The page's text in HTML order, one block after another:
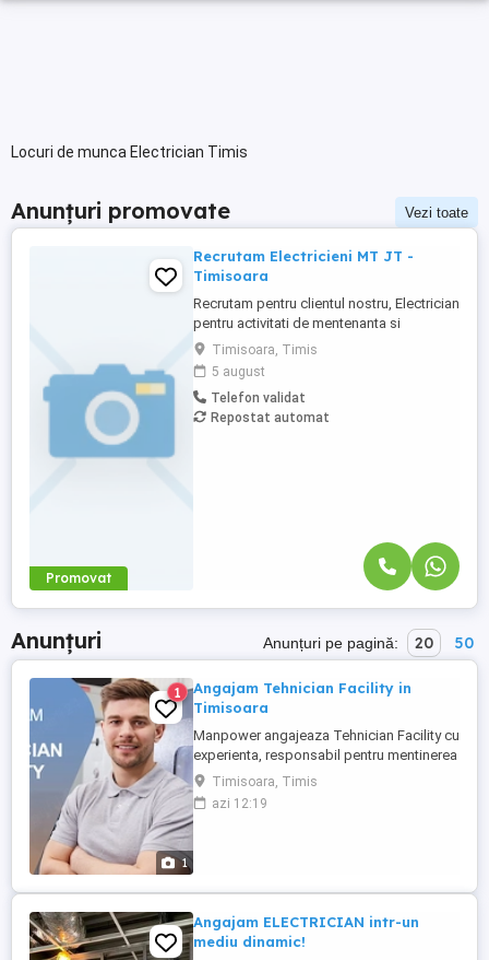
Locuri de munca Electrician Timis
Anunțuri promovate Vezi toate
Promovat
Recrutam Electricieni MT JT -
Timisoara
Recrutam pentru clientul nostru, Electrician
pentru activitati de mentenanta si
exploatare a instalatiilor de distributie
energie electrica. Daca ai experienta in
domeniu si iti doresti stabilitate,
dezvoltare profesionala si un pachet
atractiv de beneficii, te invitam ...
Timisoara, Timis
5 august
Telefon validat
Repostat automat
Anunțuri Anunțuri pe pagină: 20 50
1
1
Angajam Tehnician Facility in
Timisoara
Manpower angajeaza Tehnician Facility cu
experienta, responsabil pentru mentinerea
si repararea echipamentelor tehnice si a
instalatiilor in Timisoara. Candidatul Ideal:
- Experienta in electronica electrotehnica
Timisoara, Timis
azi 12:19
Angajam ELECTRICIAN intr-un
mediu dinamic!